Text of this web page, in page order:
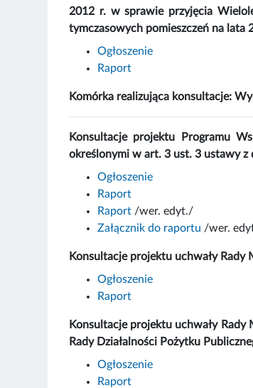
2012 r. w sprawie przyjęcia
tymczasowych pomieszczeń na
Ogłoszenie
Raport
Komórka realizująca konsultacje:
Konsultacje projektu Programu
określonymi w art. 3 ust. 3 ustawy z
Ogłoszenie
Raport
Raport /wer. edyt./
Załącznik do raportu /wer.
Konsultacje projektu uchwały
Ogłoszenie
Raport
Konsultacje projektu uchwały
Rady Działalności Pożytku
Ogłoszenie
Raport